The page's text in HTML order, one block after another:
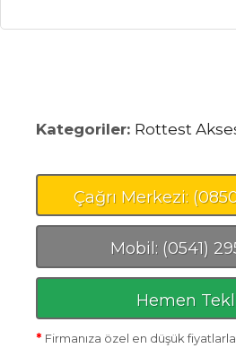
Kategoriler: Rottest
Çağrı Merkezi:
Mobil: (0541)
Hemen
* Firmanıza özel en düşük